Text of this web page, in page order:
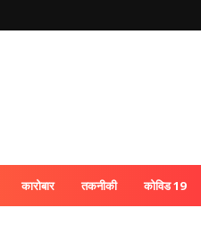
कारोबार तकनीकी कोविड 19